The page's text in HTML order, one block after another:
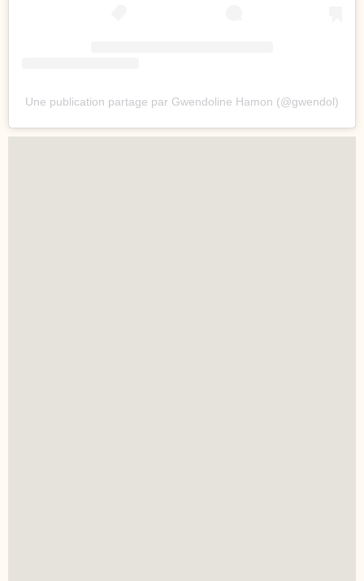
Une publication partage par Gwendoline Hamon (@gwendol)